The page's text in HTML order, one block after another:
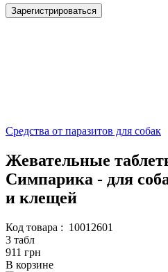
Зарегистрироваться
Средства от паразитов для собак
Жевательные
Симпарика - для
и клещей
Код товара : 10012601
3 табл
911 грн
В корзине